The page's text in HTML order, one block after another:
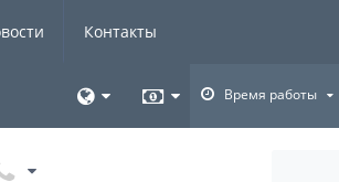
Контакты
Время работы